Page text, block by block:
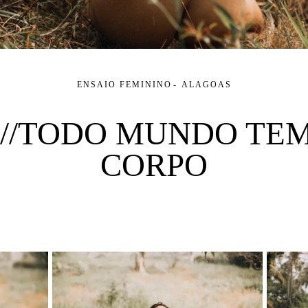
ENSAIO FEMININO ALAGOAS
TODO MUNDO
CORPO